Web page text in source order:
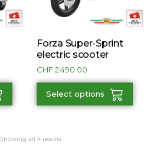
Forza Super-Sprint
electric scooter
CHF2'490.00
Select options
Showing all 4 results